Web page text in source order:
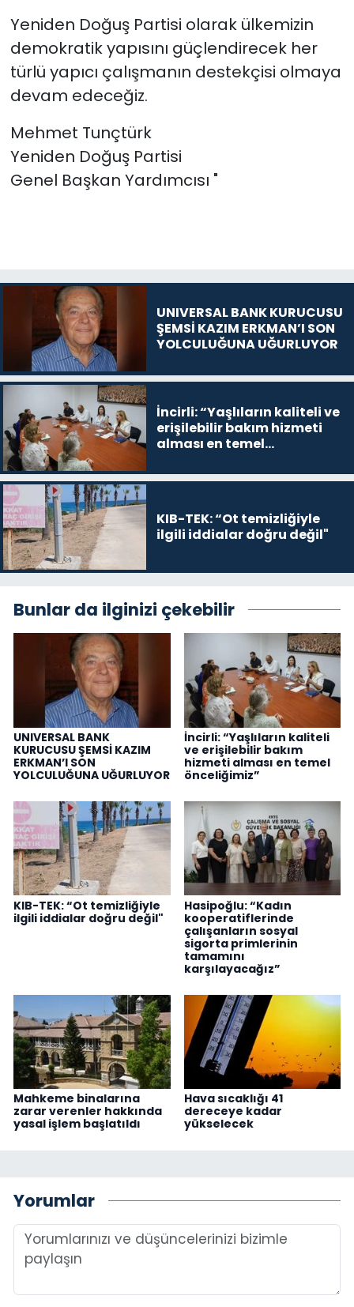
Yeniden Doğuş Partisi olarak ülkemizin
demokratik yapısını güçlendirecek her
türlü yapıcı çalışmanın destekçisi olmaya
devam edeceğiz.
Mehmet Tunçtürk
Yeniden Doğuş Partisi
Genel Başkan Yardımcısı "
UNIVERSAL BANK KURUCUSU
ŞEMSİ KAZIM ERKMAN’I SON
YOLCULUĞUNA UĞURLUYOR
İncirli: “Yaşlıların kaliteli ve
erişilebilir bakım hizmeti
alması en temel
KIB-TEK: “Ot temizliğiyle
ilgili iddialar doğru değil"
Bunlar da ilginizi çekebilir
UNIVERSAL BANK
KURUCUSU ŞEMSİ KAZIM
ERKMAN’I SON
YOLCULUĞUNA UĞURLUYOR
İncirli: “Yaşlıların kaliteli
ve erişilebilir bakım
hizmeti alması en temel
önceliğimiz”
KIB-TEK: “Ot temizliğiyle
ilgili iddialar doğru değil"
Hasipoğlu: “Kadın
kooperatiflerinde
çalışanların sosyal
sigorta primlerinin
tamamını
karşılayacağız”
Mahkeme binalarına
zarar verenler hakkında
yasal işlem başlatıldı
Hava sıcaklığı 41
dereceye kadar
yükselecek
Yorumlar